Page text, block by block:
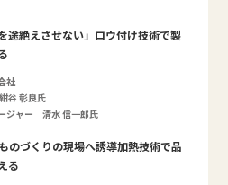
途絶えさせない」ロウ付け技術で製
社
谷 彰良氏
ジャー 清水 信一郎氏
のづくりの現場へ誘導加熱技術で品
る